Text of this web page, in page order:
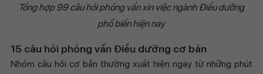
Tổng hợp 99 câu hỏi phỏng vấn xin việc ngành Điều dưỡng
phổ biến hiện nay
15 câu hỏi phỏng vấn Điều dưỡng cơ bản
Nhóm câu hỏi cơ bản thường xuất hiện ngay từ những phút